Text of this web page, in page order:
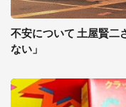
不安について 土屋賢二
ない」